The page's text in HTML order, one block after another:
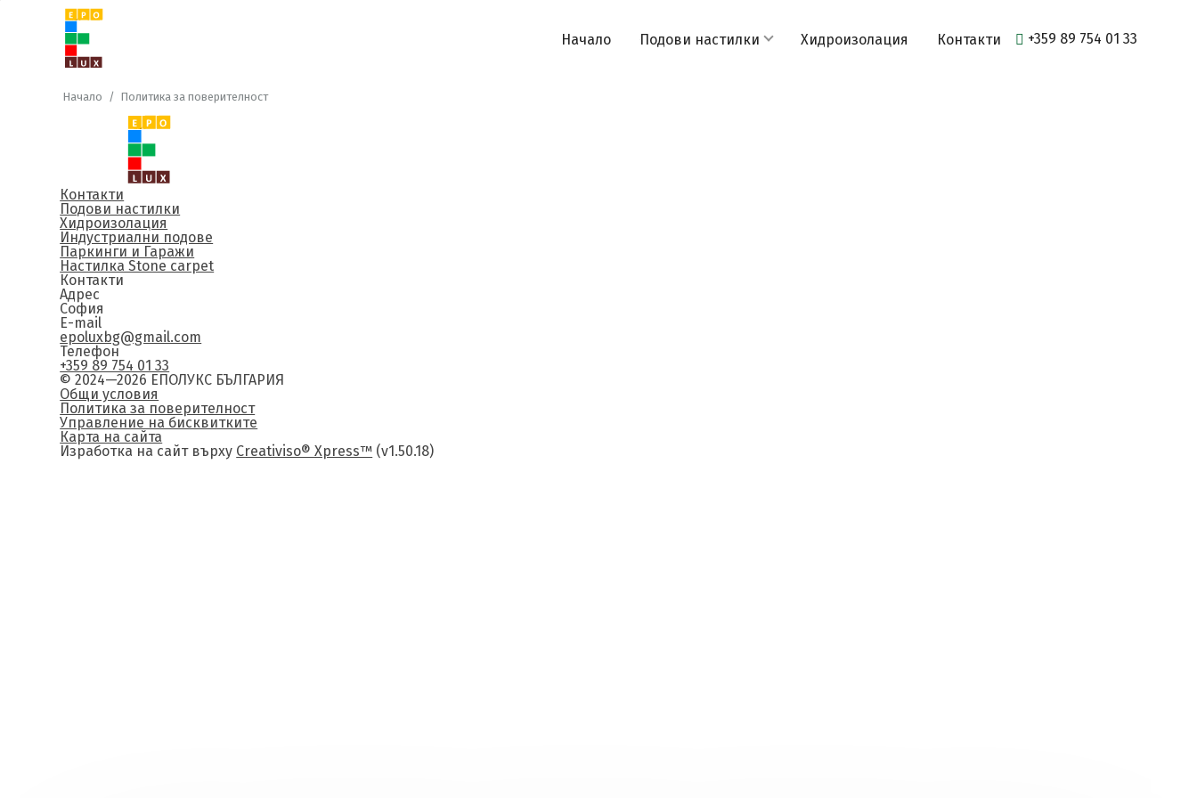
Начало Подови настилки Хидроизолация Контакти +359 89 754 01 33
Начало / Политика за поверителност
Контакти
Подови настилки
Хидроизолация
Индустриални подове
Паркинги и Гаражи
Настилка Stone carpet
Контакти
Адрес
София
E-mail
epoluxbg@gmail.com
Телефон
+359 89 754 01 33
© 2024—2026 ЕПОЛУКС БЪЛГАРИЯ
Общи условия
Политика за поверителност
Управление на бисквитките
Карта на сайта
Изработка на сайт върху Creativiso® Xpress™ (v1.50.18)